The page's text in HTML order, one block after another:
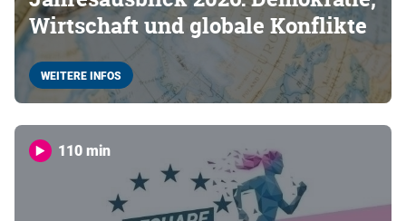
Wirtschaft und globale Konflikte
WEITERE INFOS
110 min